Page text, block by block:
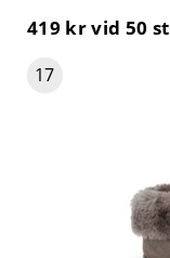
419 krvid 50 st
17